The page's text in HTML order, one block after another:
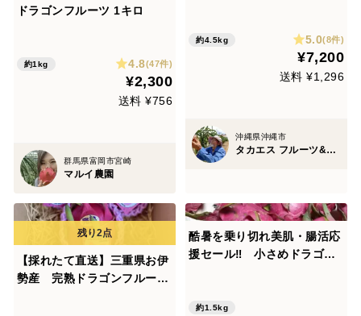
ドラゴンフルーツ 1キロ
約1kg 4.8(47件)
¥2,300
送料 ¥756
群馬県富岡市宮崎
マルイ農園
約4.5kg 5.0(8件)
¥7,200
送料 ¥1,296
沖縄県沖縄市
タカエス フルーツ&ベジタブル
【採れたて直送】三重県お伊
勢産 完熟ドラゴンフルーツ
酷暑を乗り切れ美肌・腸活応
援セール‼ 小さめドラゴン
約1.5kg